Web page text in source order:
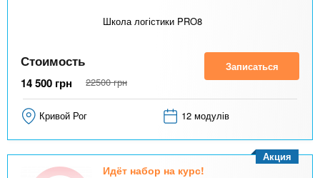
Школа логістики PRO8
Стоимость
14 500 грн 22500 грн
Записаться
Кривой Рог 12 модулів
Идёт набор на курс!
Акция